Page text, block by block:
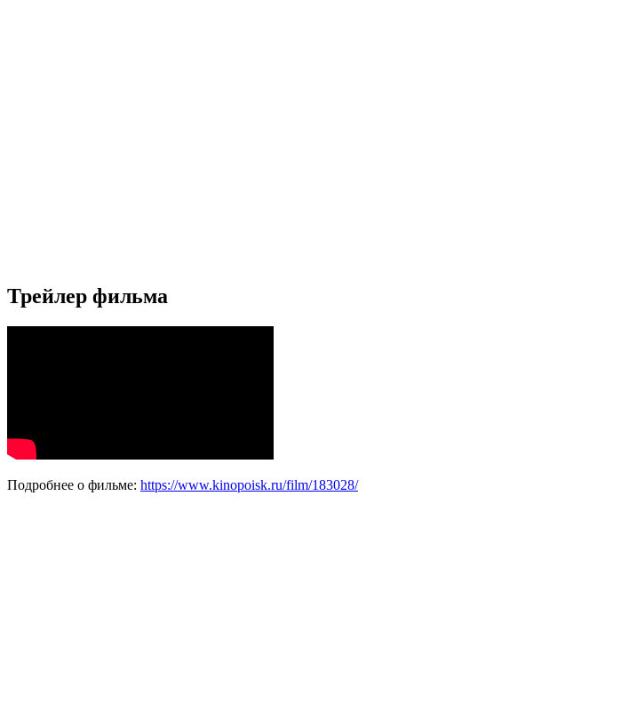
Трейлер фильма
Подробнее о фильме: https://www.kinopoisk.ru/film/183028/